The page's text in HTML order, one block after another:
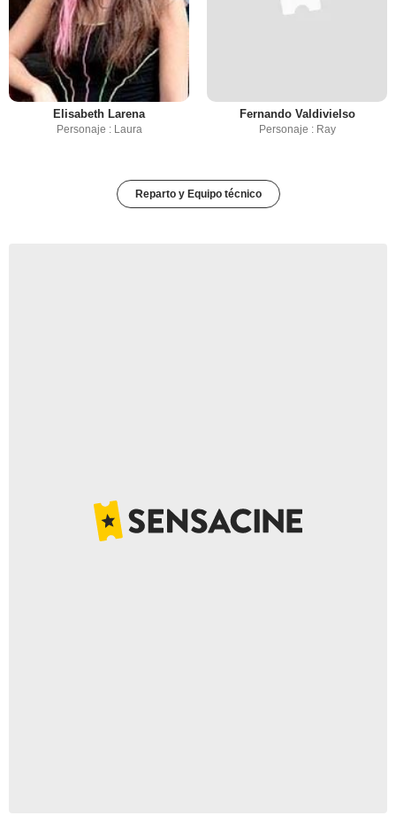
Elisabeth Larena
Personaje : Laura
Fernando Valdivielso
Personaje : Ray
Reparto y Equipo técnico